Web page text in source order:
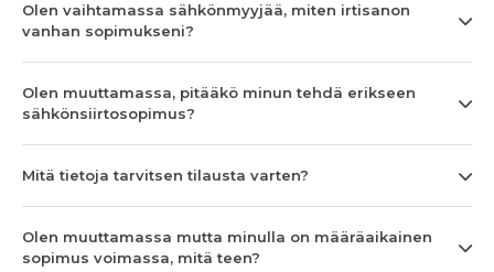
Olen vaihtamassa sähkönmyyjää, miten irtisanon
vanhan sopimukseni?
Olen muuttamassa, pitääkö minun tehdä erikseen
sähkönsiirtosopimus?
Mitä tietoja tarvitsen tilausta varten?
Olen muuttamassa mutta minulla on määräaikainen
sopimus voimassa, mitä teen?